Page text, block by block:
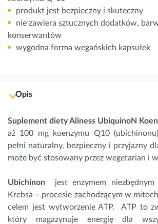
produkt jest bezpieczny i skuteczny
nie zawiera sztucznych dodatków,
konserwantów
wygodna forma wegańskich kapsułek
Opis
Suplement diety Aliness UbiquinoN
aż 100 mg koenzymu Q10
pełni naturalny, bezpieczny i przyjazny
może być stosowany przez wegetarian i
Ubichinon jest enzymem niezbędnym
Krebsa – procesie zachodzącym w
celem jest wytworzenie ATP. ATP to
który magazynuje energię dla